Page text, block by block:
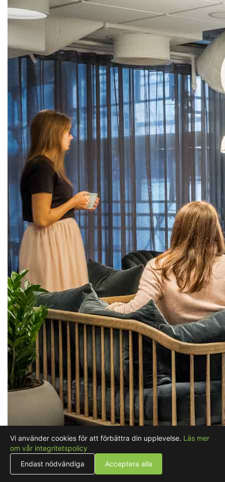
Vi använder cookies för att förbättra din upplevelse. Läs mer
om vår integritetspolicy
Endast nödvändiga
Acceptera alla